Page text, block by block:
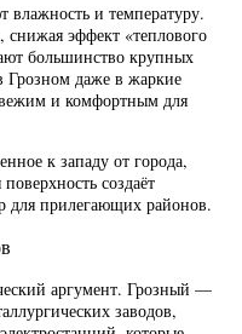
влажность и температуру.
эффект «теплового
большинство крупных
Грозном даже в жаркие
и комфортным для
к западу от города,
создаёт
для прилегающих районов.
аргумент. Грозный —
заводов,